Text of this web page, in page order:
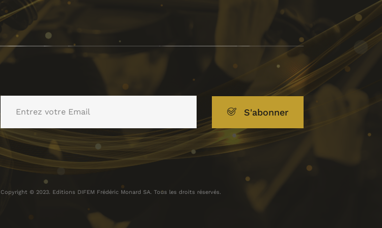
S'abonner
Copyright © 2023. Editions DIFEM Frédéric Monard SA. Tous les droits réservés.